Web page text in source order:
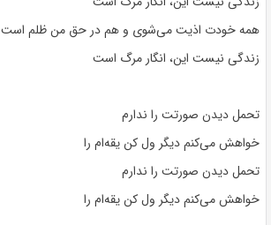
همه خودت اذیت می‌شوی و هم در حق من ظلم است
زندگی نیست این، انگار مرگ است
تحمل دیدن صورتت را ندارم
خواهش می‌کنم دیگر ول کن یقه‌ام را
تحمل دیدن صورتت را ندارم
خواهش می‌کنم دیگر ول کن یقه‌ام را